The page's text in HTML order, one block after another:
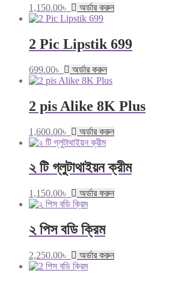
1,150.00৳ অর্ডার করুন
2 Pic Lipstik 699
699.00৳ অর্ডার করুন
2 pis Alike 8K Plus
1,600.00৳ অর্ডার করুন
২ টি গ্লুটাথাইয়ন ক্রীম
1,150.00৳ অর্ডার করুন
২ পিস বডি ক্রিম
2,250.00৳ অর্ডার করুন